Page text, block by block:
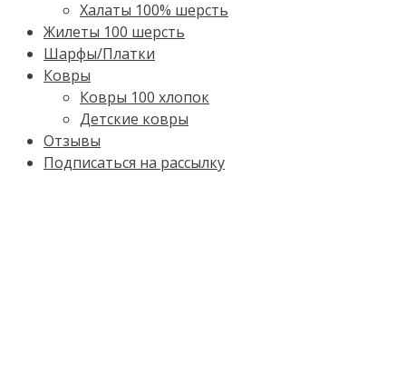
Халаты 100% шерсть
Жилеты 100 шерсть
Шарфы/Платки
Ковры
Ковры 100 хлопок
Детские ковры
Отзывы
Подписаться на рассылку